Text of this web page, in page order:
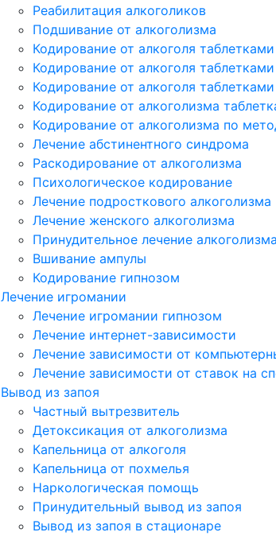
Реабилитация алкоголиков
Подшивание от алкоголизма
Кодирование от алкоголя
Кодирование от алкоголя
Кодирование от алкоголя
Кодирование от алкоголизма
Кодирование от алкоголизма по
Лечение абстинентного синдрома
Раскодирование от алкоголизма
Психологическое кодирование
Лечение подросткового алкоголизма
Лечение женского алкоголизма
Принудительное лечение алкоголизма
Вшивание ампулы
Кодирование гипнозом
Лечение игромании
Лечение игромании гипнозом
Лечение интернет-зависимости
Лечение зависимости от
Лечение зависимости от ставок на
Вывод из запоя
Частный вытрезвитель
Детоксикация от алкоголизма
Капельница от алкоголя
Капельница от похмелья
Наркологическая помощь
Принудительный вывод из запоя
Вывод из запоя в стационаре